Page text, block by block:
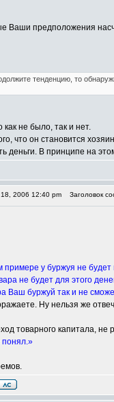
Ваши предположения
тенденцию, то
как не было, так и нет.
что он становится
деньги. В принципе на
2006 12:40 pm Заголовок
у буржуя не будет
не будет для этого
Ваш буржуй так и не
Ну нельзя же
товарного капитала,
понял.»